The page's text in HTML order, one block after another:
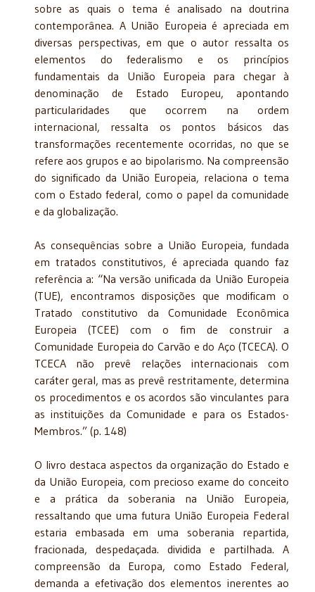
sobre as quais o tema é analisa­do na doutrina
contemporânea. A União Europeia é apreciada em
diversas perspectivas, em que o autor ressalta os
elementos do federalismo e os princípios
fundamentais da União Europeia para chegar à
denominação de Estado Europeu, apontando
particularidades que ocorrem na ordem
internacional, ressalta os pontos básicos das
transformações recentemen­te ocorridas, no que se
refere aos grupos e ao bipolarismo. Na compreensão
do significado da União Europeia, relaciona o tema
com o Estado federal, como o papel da comunidade
e da globalização.
As consequências sobre a União Europeia, fundada
em tratados constitutivos, é apre­ciada quando faz
referência a: “Na versão unificada da União Europeia
(TUE), encontra­mos disposições que modificam o
Tratado constitutivo da Comunidade Econômica
Europeia (TCEE) com o fim de construir a
Comunidade Europeia do Carvão e do Aço (TCECA). O
TCECA não prevê relações internacionais com
caráter geral, mas as prevê res­tritamente, determina
os procedimentos e os acordos são vinculantes para
as instituições da Comunidade e para os Estados-
Membros.” (p. 148)
O livro destaca aspectos da organização do Estado e
da União Europeia, com precioso exame do conceito
e a prática da soberania na União Europeia,
ressaltando que uma futura União Europeia Federal
estaria embasada em uma soberania repartida,
fracionada, despedaçada. dividida e partilhada. A
compreensão da Europa, como Estado Federal,
demanda a efetivação dos elementos inerentes ao